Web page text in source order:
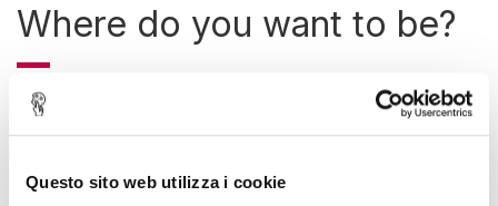
Questo sito web utilizza i cookie
Where do you want to be?